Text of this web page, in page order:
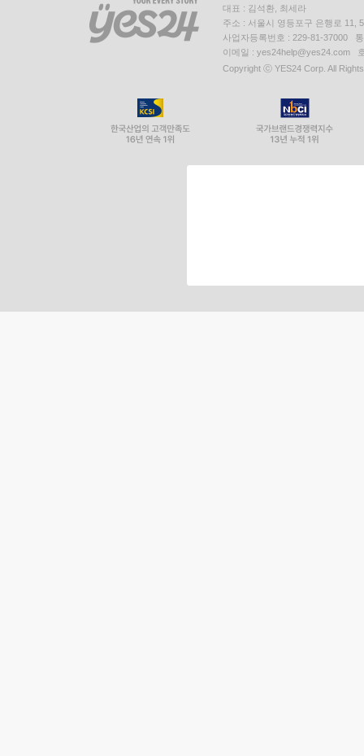
대표 : 김석환, 최세라
주소 : 서울시 영등포구 은행로 11,
사업자등록번호 : 229-81-37000
이메일 : yes24help@yes24.com
Copyright ⓒ YES24 Corp. All